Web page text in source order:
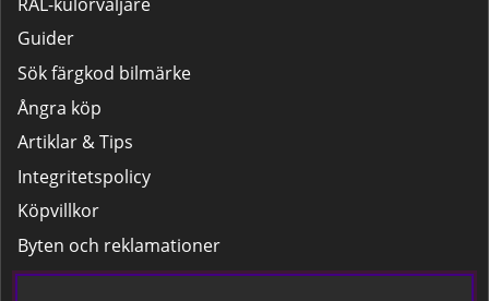
Guider
Sök färgkod bilmärke
Ångra köp
Artiklar & Tips
Integritetspolicy
Köpvillkor
Byten och reklamationer
Leverans